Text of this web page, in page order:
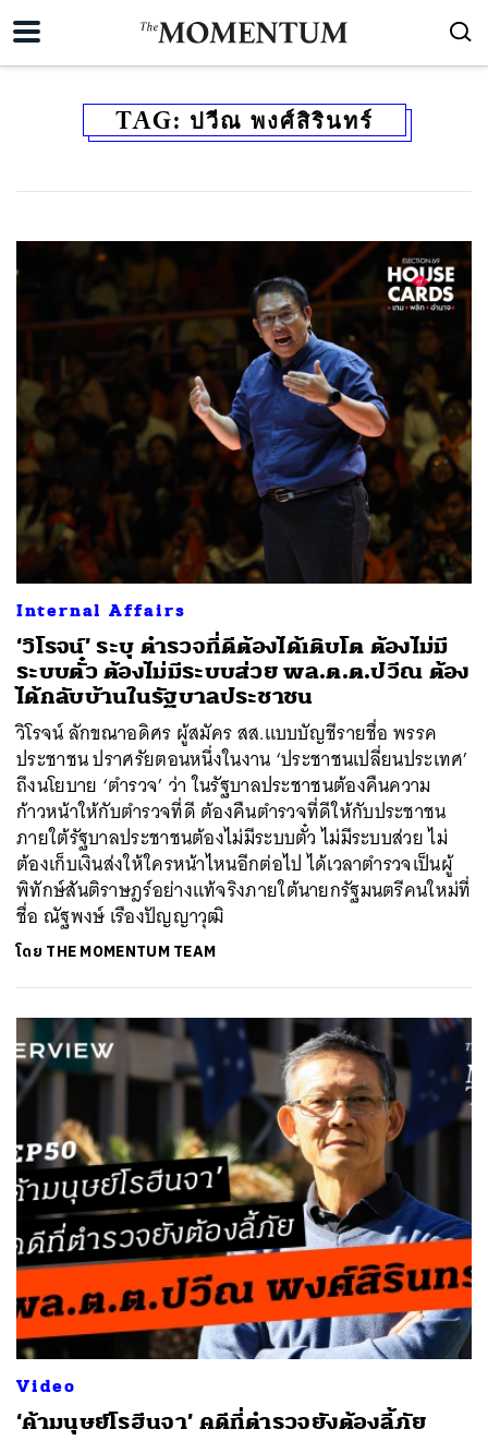
TAG: ปวีณ พงศ์สิรินทร์
Internal Affairs
‘วิโรจน์’ ระบุ ตำรวจที่ดีต้องได้เติบโต ต้องไม่มี
ระบบตั๋ว ต้องไม่มีระบบส่วย พล.ต.ต.ปวีณ ต้อง
ได้กลับบ้านในรัฐบาลประชาชน
วิโรจน์ ลักขณาอดิศร ผู้สมัคร สส.แบบบัญชีรายชื่อ พรรค
ประชาชน ปราศรัยตอนหนึ่งในงาน ‘ประชาชนเปลี่ยนประเทศ’
ถึงนโยบาย ‘ตำรวจ’ ว่า ในรัฐบาลประชาชนต้องคืนความ
ก้าวหน้าให้กับตำรวจที่ดี ต้องคืนตำรวจที่ดีให้กับประชาชน
ภายใต้รัฐบาลประชาชนต้องไม่มีระบบตั๋ว ไม่มีระบบส่วย ไม่
ต้องเก็บเงินส่งให้ใครหน้าไหนอีกต่อไป ได้เวลาตำรวจเป็นผู้
พิทักษ์สันติราษฎร์อย่างแท้จริงภายใต้นายกรัฐมนตรีคนใหม่ที่
ชื่อ ณัฐพงษ์ เรืองปัญญาวุฒิ
โดย THE MOMENTUM TEAM
Video
‘ค้ามนุษย์โรฮีนจา’ คดีที่ตำรวจยังต้องลี้ภัย